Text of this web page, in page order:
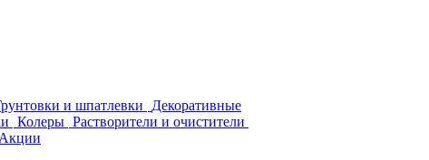
и шпатлевки
Декоративные
Колеры Растворители и очистители
Акции